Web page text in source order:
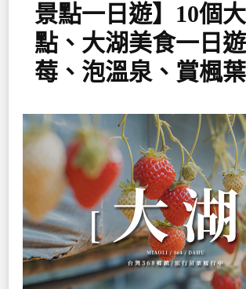
景點一日遊】10個
點、大湖美食一日
莓、泡溫泉、賞楓葉